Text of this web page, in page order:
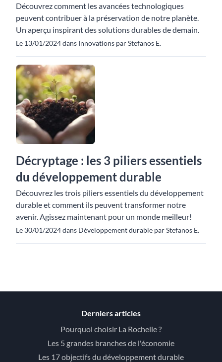
Découvrez comment les avancées technologiques
peuvent contribuer à la préservation de notre planète.
Un aperçu inspirant des solutions durables de demain.
Le 13/01/2024 dans Innovations par Stefanos E.
Décryptage : les 3 piliers essentiels
du développement durable
Découvrez les trois piliers essentiels du développement
durable et comment ils peuvent transformer notre
avenir. Agissez maintenant pour un monde meilleur!
Le 30/01/2024 dans Développement durable par Stefanos E.
Derniers articles
Pourquoi choisir La Rochelle ?
Les 5 grandes branches de l'économie
Les 17 objectifs du développement durable